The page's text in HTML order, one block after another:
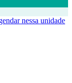
nessa unidade